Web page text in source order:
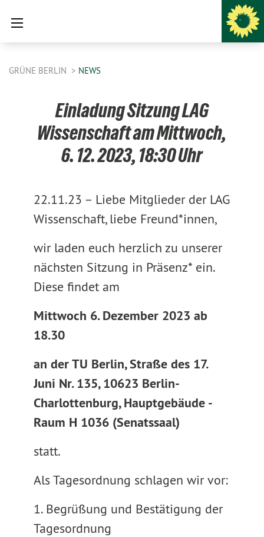
GRÜNE BERLIN NEWS
Einladung Sitzung LAG
Wissenschaft am Mittwoch,
6. 12. 2023, 18:30 Uhr
22.11.23 – Liebe Mitglieder der LAG
Wissenschaft, liebe Freund*innen,
wir laden euch herzlich zu unserer
nächsten Sitzung in Präsenz* ein.
Diese findet am
Mittwoch 6. Dezember 2023 ab
18.30
an der TU Berlin, Straße des 17.
Juni Nr. 135, 10623 Berlin-
Charlottenburg, Hauptgebäude -
Raum H 1036 (Senatssaal)
statt.
Als Tagesordnung schlagen wir vor:
1. Begrüßung und Bestätigung der
Tagesordnung